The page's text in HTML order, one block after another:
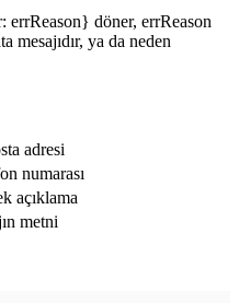
döner, errReason
mesajıdır, ya da neden
adresi
numarası
açıklama
metni